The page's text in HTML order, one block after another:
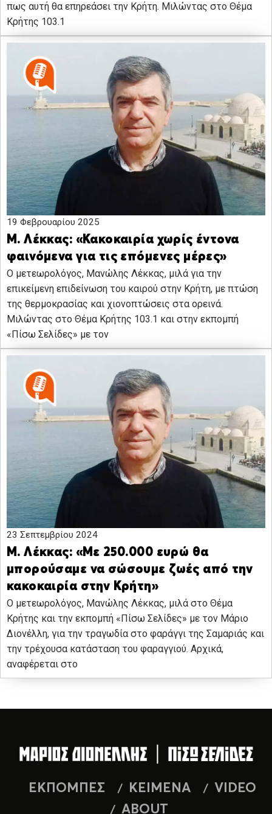
πως αυτή θα επηρεάσει την Κρήτη. Μιλώντας στο Θέμα
Κρήτης 103.1
19 Φεβρουαρίου 2025
Μ. Λέκκας: «Κακοκαιρία χωρίς έντονα
φαινόμενα για τις επόμενες μέρες»
Ο μετεωρολόγος, Μανώλης Λέκκας, μιλά για την
επικείμενη επιδείνωση του καιρού στην Κρήτη, με πτώση
της θερμοκρασίας και χιονοπτώσεις στα ορεινά.
Μιλώντας στο Θέμα Κρήτης 103.1 και στην εκπομπή
«Πίσω Σελίδες» με τον
23 Σεπτεμβρίου 2024
Μ. Λέκκας: «Με 250.000 ευρώ θα
μπορούσαμε να σώσουμε ζωές από την
κακοκαιρία στην Κρήτη»
O μετεωρολόγος, Μανώλης Λέκκας, μιλά στο Θέμα
Κρήτης και την εκπομπή «Πίσω Σελίδες» με τον Μάριο
Διονέλλη, για την τραγωδία στο φαράγγι της Σαμαριάς και
την τρέχουσα κατάσταση του φαραγγιού. Αρχικά,
αναφέρεται στο
ΕΚΠΟΜΠΕΣ ΚΕΙΜΕΝΑ
VIDEO
ABOUT